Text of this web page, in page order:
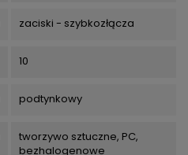
zaciski - szybkozłącza
10
podtynkowy
tworzywo sztuczne, PC,
bezhalogenowe